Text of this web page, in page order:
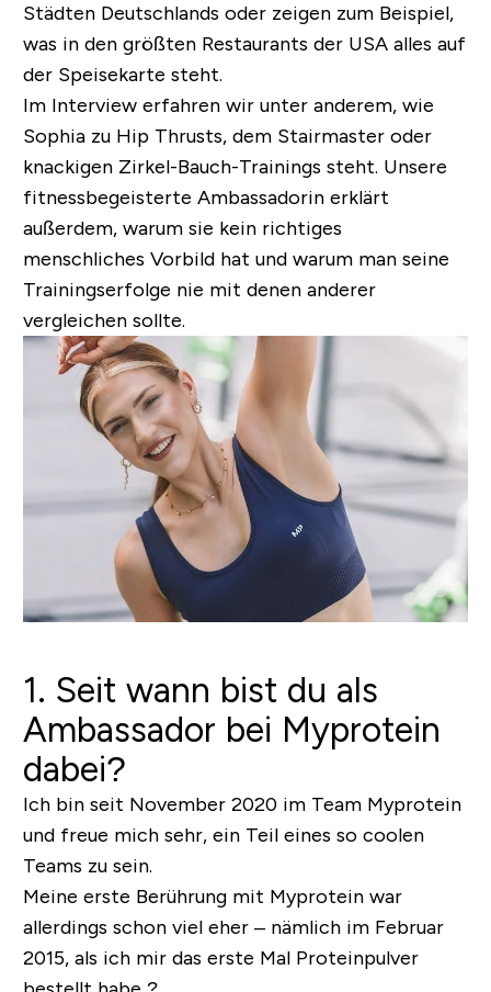
Städten Deutschlands oder zeigen zum Beispiel,
was in den größten Restaurants der USA alles auf
der Speisekarte steht.
Im Interview erfahren wir unter anderem, wie
Sophia zu Hip Thrusts, dem Stairmaster oder
knackigen Zirkel-Bauch-Trainings steht. Unsere
fitnessbegeisterte Ambassadorin erklärt
außerdem, warum sie kein richtiges
menschliches Vorbild hat und warum man seine
Trainingserfolge nie mit denen anderer
vergleichen sollte.
1. Seit wann bist du als
Ambassador bei Myprotein
dabei?
Ich bin seit November 2020 im Team Myprotein
und freue mich sehr, ein Teil eines so coolen
Teams zu sein.
Meine erste Berührung mit Myprotein war
allerdings schon viel eher – nämlich im Februar
2015, als ich mir das erste Mal Proteinpulver